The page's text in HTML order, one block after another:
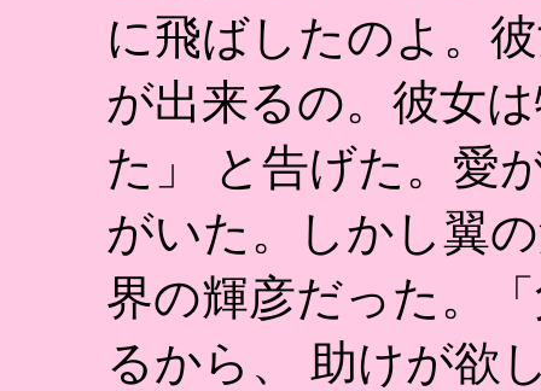
に飛ばしたのよ。
が出来るの。彼女
た」 と告げた。愛
がいた。しかし翼
界の輝彦だった。
るから、 助けが欲